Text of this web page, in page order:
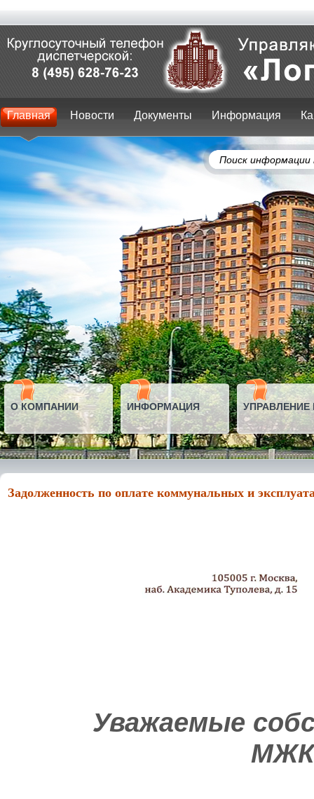
Поиск информации
Главная Новости Документы Информация
О КОМПАНИИ ИНФОРМАЦИЯ УПРАВЛЕНИЕ
Задолженность по оплате коммунальных и
Уважаемые
МЖК